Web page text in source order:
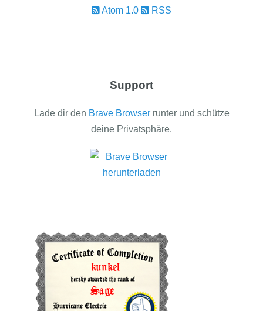
Atom 1.0 RSS
Support
Lade dir den Brave Browserrunter und schütze
deine Privatsphäre.